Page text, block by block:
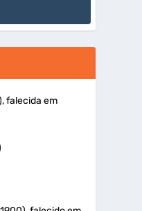
falecida em